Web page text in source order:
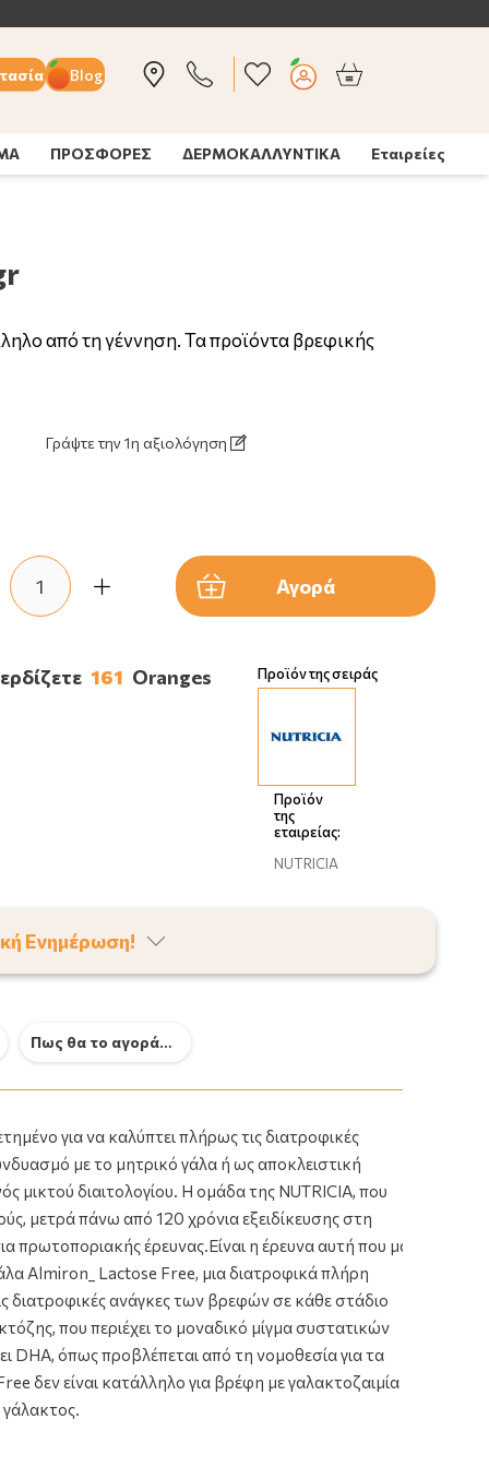
Blog
ΠΡΟΣΦΟΡΕΣ ΔΕΡΜΟΚΑΛΛΥΝΤΙΚΑ Εταιρείες
από τη γέννηση. Τα προϊόντα βρεφικής
Γράψτε την 1η αξιολόγηση
Αγορά
161 Oranges Προϊόν της σειράς
Προϊόν
της
εταιρείας:
NUTRICIA
Ενημέρωση!
Πως θα το αγοράσω
για να καλύπτει πλήρως τις διατροφικές
με το μητρικό γάλα ή ως αποκλειστική
μικτού διαιτολογίου. Η ομάδα της NUTRICIA, που
μετρά πάνω από 120 χρόνια εξειδίκευσης στη
πρωτοποριακής έρευνας.Είναι η έρευνα αυτή που μας
Almiron_ Lactose Free, μια διατροφικά πλήρη
διατροφικές ανάγκες των βρεφών σε κάθε στάδιο
που περιέχει το μοναδικό μίγμα συστατικών
DHA, όπως προβλέπεται από τη νομοθεσία για τα
δεν είναι κατάλληλο για βρέφη με γαλακτοζαιμία ή
γάλακτος.
Φόρμουλα Για Αναγωγές Ή Και
Δυσκοιλιότητα 800 gr
34.95€